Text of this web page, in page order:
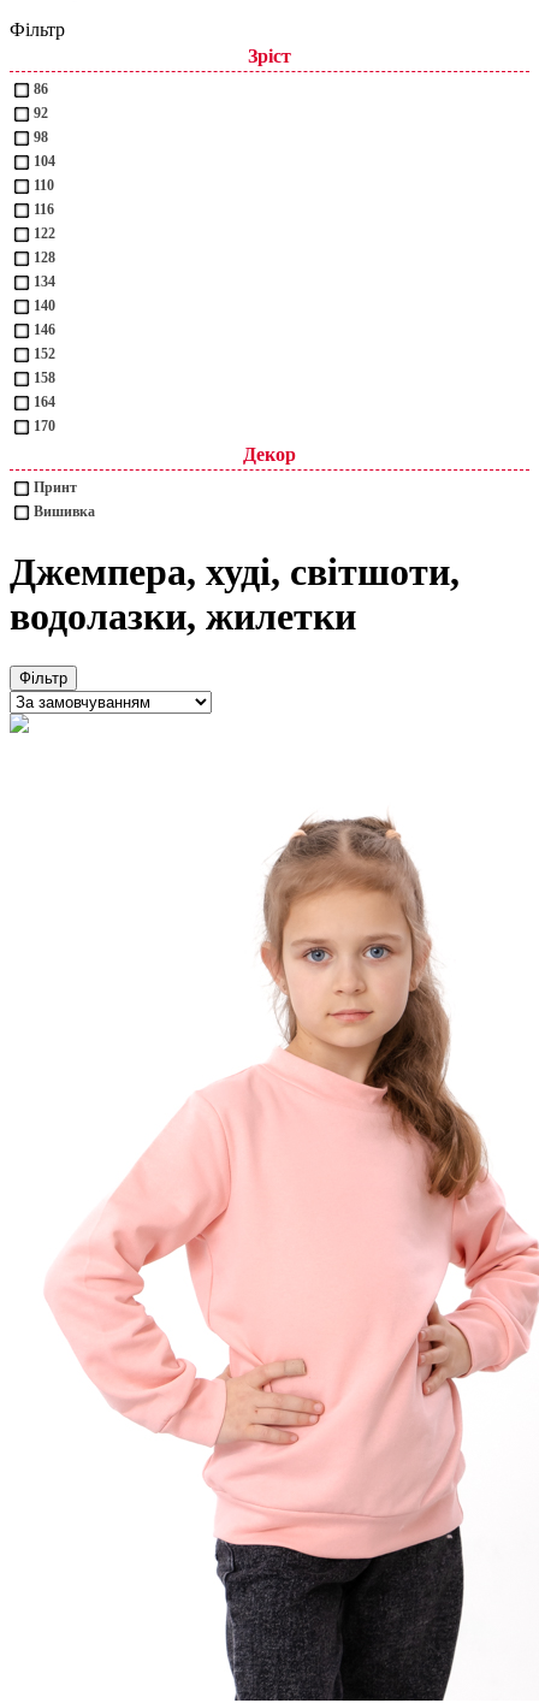
Фільтр
Зріст
86
92
98
104
110
116
122
128
134
140
146
152
158
164
170
Декор
Принт
Вишивка
Джемпера, худі, світшоти,
водолазки, жилетки
Фільтр